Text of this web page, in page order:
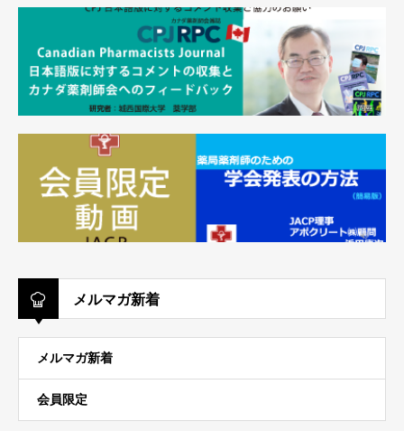
メルマガ新着
メルマガ新着
会員限定